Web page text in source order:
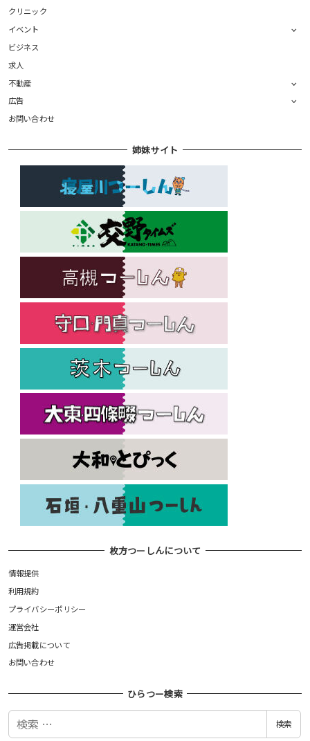
クリニック
イベント
ビジネス
求人
不動産
広告
お問い合わせ
姉妹サイト
枚方つーしんについて
情報提供
利用規約
プライバシーポリシー
運営会社
広告掲載について
お問い合わせ
ひらつー検索
検
検索